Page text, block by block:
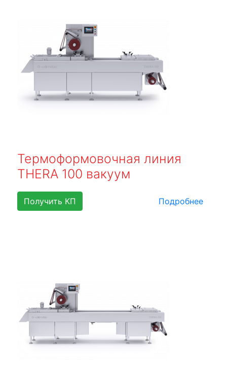
Термоформовочная линия
THERA 100 вакуум
Получить КП Подробнее